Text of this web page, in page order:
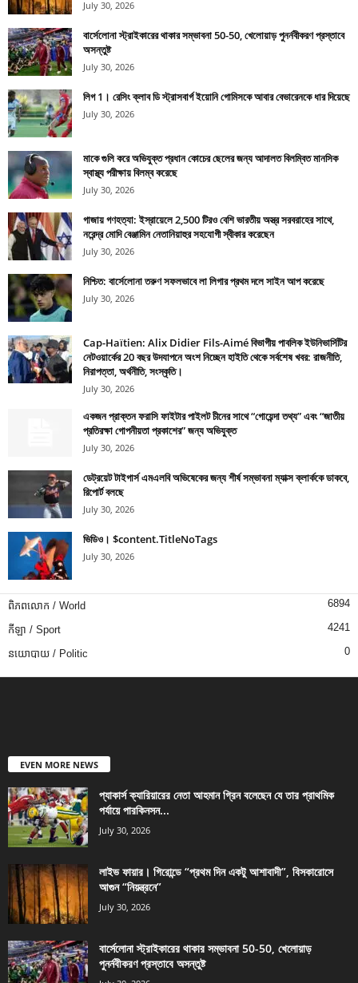
July 30, 2026
বার্সেলোনা স্ট্রাইকারের থাকার সম্ভাবনা 50-50, খেলোয়াড় পুনর্নবীকরণ প্রস্তাবে
অসন্তুষ্ট
July 30, 2026
লিগ 1। রেসিং ক্লাব ডি স্ট্রাসবার্গ ইয়োনি গোমিসকে আবার বেভারেনকে ধার দিয়েছে
July 30, 2026
মাকে গুলি করে অভিযুক্ত প্রধান কোচের ছেলের জন্য আদালত বিলম্বিত মানসিক
স্বাস্থ্য পরীক্ষায় বিলম্ব করেছে
July 30, 2026
গাজায় গণহত্যা: ইস্রায়েলে 2,500 টিরও বেশি ভারতীয় অস্ত্র সরবরাহের সাথে,
নরেন্দ্র মোদি বেঞ্জামিন নেতানিয়াহুর সহযোগী স্বীকার করেছেন
July 30, 2026
নিশ্চিত: বার্সেলোনা তরুণ সফলভাবে লা লিগার প্রথম দলে সাইন আপ করেছে
July 30, 2026
Cap-Haïtien: Alix Didier Fils-Aimé বিভাগীয় পাবলিক ইউনিভার্সিটির
নেটওয়ার্কের 20 বছর উদযাপনে অংশ নিচ্ছেন হাইতি থেকে সর্বশেষ খবর: রাজনীতি,
নিরাপত্তা, অর্থনীতি, সংস্কৃতি।
July 30, 2026
একজন প্রাক্তন ফরাসি ফাইটার পাইলট চীনের সাথে “গোয়েন্দা তথ্য” এবং “জাতীয়
প্রতিরক্ষা গোপনীয়তা প্রকাশের” জন্য অভিযুক্ত
July 30, 2026
ডেট্রয়েট টাইগার্স এমএলবি অভিষেকের জন্য শীর্ষ সম্ভাবনা ম্যাক্স ক্লার্ককে ডাকবে,
রিপোর্ট বলছে
July 30, 2026
ভিডিও। $content.TitleNoTags
July 30, 2026
ពិភពលោក / World 6894
កីឡា / Sport 4241
នយោបាយ / Politic 0
EVEN MORE NEWS
প্যাকার্স ক্যারিয়ারের নেতা আহমান গ্রিন বলেছেন যে তার প্রাথমিক
পর্যায়ে পারকিনসন...
July 30, 2026
লাইভ ফায়ার। গিরোন্ডে “প্রথম দিন একটু আশাবাদী”, বিসকারোসে
আগুন “নিয়ন্ত্রনে”
July 30, 2026
বার্সেলোনা স্ট্রাইকারের থাকার সম্ভাবনা 50-50, খেলোয়াড়
পুনর্নবীকরণ প্রস্তাবে অসন্তুষ্ট